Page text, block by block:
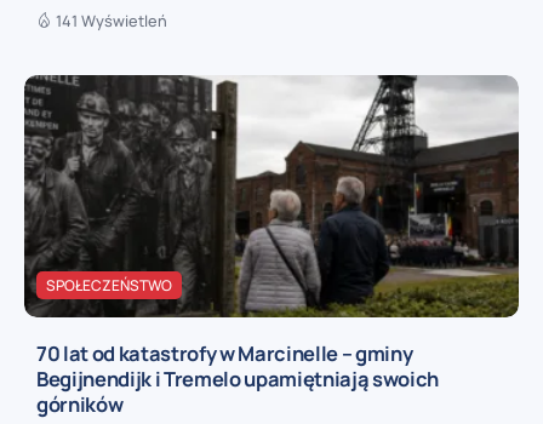
141 Wyświetleń
SPOŁECZEŃSTWO
70 lat od katastrofy w Marcinelle – gminy
Begijnendijk i Tremelo upamiętniają swoich
górników